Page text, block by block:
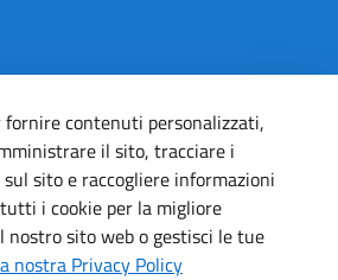
YoutubeLinkedin
fornire contenuti personalizzati,
il sito, tracciare i
sito e raccogliere informazioni
i cookie per la migliore
nostro sito web o gestisci le tue
nostra Privacy Policy